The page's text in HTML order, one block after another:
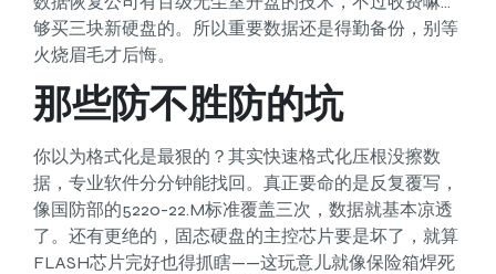
够买三块新硬盘的。所以重要数据还是得勤备份，别等
火烧眉毛才后悔。
那些防不胜防的坑
你以为格式化是最狠的？其实快速格式化压根没擦数
据，专业软件分分钟能找回。真正要命的是反复覆写，
像国防部的5220-22.M标准覆盖三次，数据就基本凉透
了。还有更绝的，固态硬盘的主控芯片要是坏了，就算
FLASH芯片完好也得抓瞎——这玩意儿就像保险箱焊死